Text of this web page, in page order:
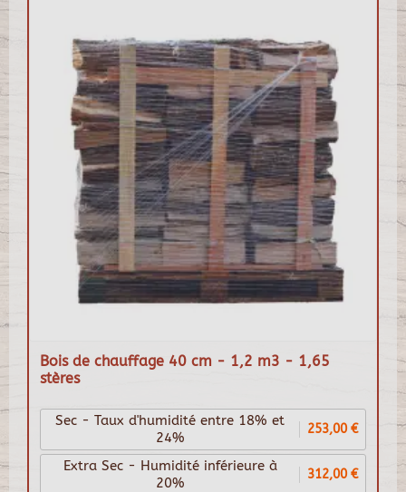
Bois de chauffage 40 cm - 1,2 m3 - 1,65
stères
Sec - Taux d'humidité entre 18% et
24%
253,00 €
Extra Sec - Humidité inférieure à
20%
312,00 €